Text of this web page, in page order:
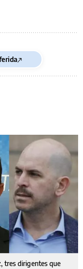
tres dirigentes que